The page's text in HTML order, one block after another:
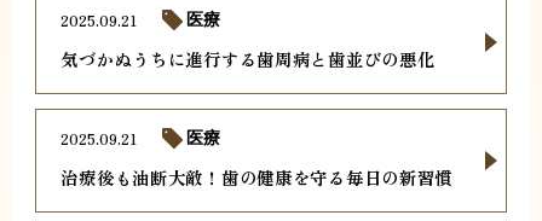
気づかぬうちに進行する歯周病と歯並びの悪化
2025.09.21 医療
治療後も油断大敵！歯の健康を守る毎日の新習慣
2025.09.21 医療